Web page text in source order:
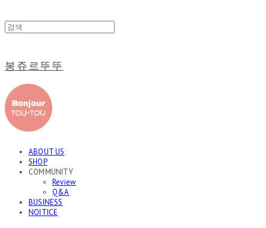
봉쥬르뚜뚜
ABOUT US
SHOP
COMMUNITY
Review
Q&A
BUSINESS
NOITICE